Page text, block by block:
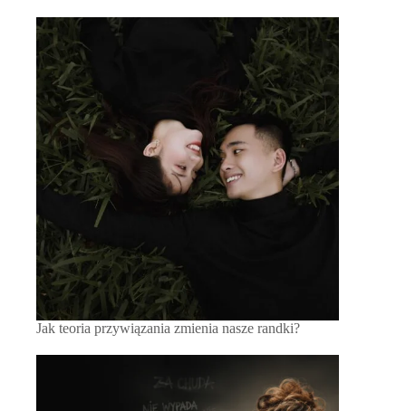
Jak teoria przywiązania zmienia nasze randki?